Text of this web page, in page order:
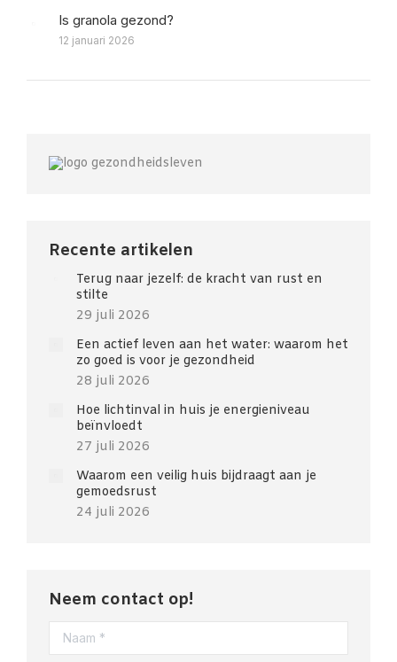
Is granola gezond?
12 januari 2026
Recente artikelen
Terug naar jezelf: de kracht van rust en
stilte
29 juli 2026
Een actief leven aan het water: waarom het
zo goed is voor je gezondheid
28 juli 2026
Hoe lichtinval in huis je energieniveau
beïnvloedt
27 juli 2026
Waarom een veilig huis bijdraagt aan je
gemoedsrust
24 juli 2026
Neem contact op!
Naam *